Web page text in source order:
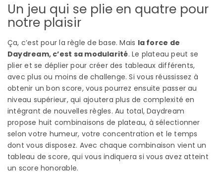
Un jeu qui se plie en quatre pour
notre plaisir
Ça, c’est pour la règle de base. Mais la force de
Daydream, c’est sa modularité. Le plateau peut se
plier et se déplier pour créer des tableaux différents,
avec plus ou moins de challenge. Si vous réussissez à
obtenir un bon score, vous pourrez ensuite passer au
niveau supérieur, qui ajoutera plus de complexité en
intégrant de nouvelles règles. Au total, Daydream
propose huit combinaisons de plateau, à sélectionner
selon votre humeur, votre concentration et le temps
dont vous disposez. Avec chaque combinaison vient un
tableau de score, qui vous indiquera si vous avez atteint
un score honorable.